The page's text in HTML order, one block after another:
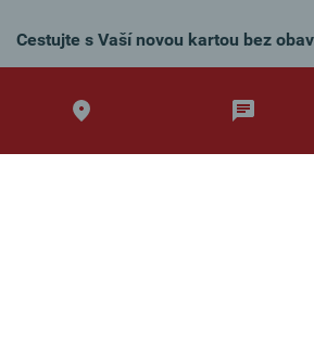
Cestujte s Vaší novou kartou bez
Více informací
*Partnerem Oberbank je Generali Česká pojišťovna